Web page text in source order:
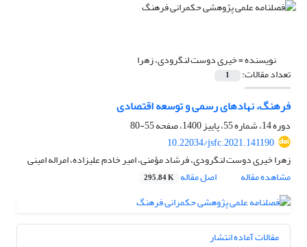
نویسنده =خیری دوست لنگرودی، زهرا
تعداد مقالات: 1
فرهنگ، نهادهای رسمی و توسعه اقتصادی
دوره 14، شماره 55، پاییز 1400، صفحه
55-80
10.22034/jsfc.2021.141190
زهرا خیری دوست لنگرودی، فرشاد مؤمنی، امیر خادم علیزاده، امراله امینی
مشاهده مقاله
اصل مقاله 295.84 K
مقالات آماده انتشار